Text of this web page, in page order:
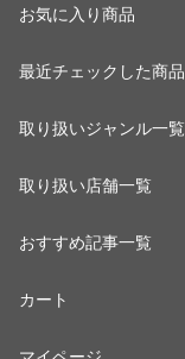
お気に入り商品
最近チェックした商品
取り扱いジャンル一覧
取り扱い店舗一覧
おすすめ記事一覧
カート